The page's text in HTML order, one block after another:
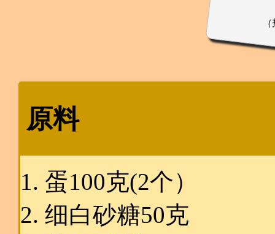
原料
蛋100克(2个）
细白砂糖50克